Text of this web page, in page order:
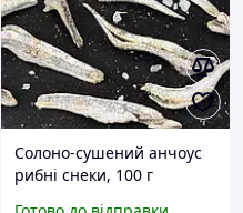
Солоно-сушений анчоус
рибні снеки, 100 г